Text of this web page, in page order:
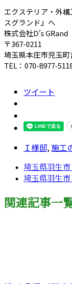
エクステリア・外
スグランド』へ
株式会社D’s GRand
〒367-0211
埼玉県本庄市児玉町
TEL：070-8977-
ツイート
Ｉ様邸,施工
埼玉県羽生
埼玉県羽生
関連記事一